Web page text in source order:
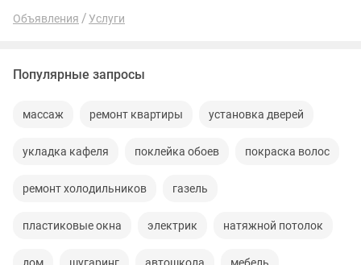
Объявления Услуги
Популярные запросы
массаж ремонт квартиры установка дверей
укладка кафеля поклейка обоев покраска волос
ремонт холодильников газель
пластиковые окна электрик натяжной потолок